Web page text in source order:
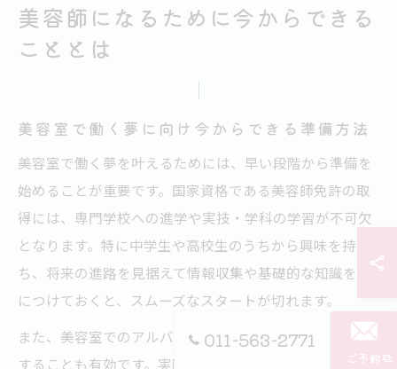
美容師になるために今からできる
こととは
美容室で働く夢に向け今からできる準備方法
美容室で働く夢を叶えるためには、早い段階から準備を
始めることが重要です。国家資格である美容師免許の取
得には、専門学校への進学や実技・学科の学習が不可欠
となります。特に中学生や高校生のうちから興味を持
ち、将来の進路を見据えて情報収集や基礎的な知識を身
につけておくと、スムーズなスタートが切れます。
また、美容室でのアルバイトやインターンシップに参加
することも有効です。実際の現場で接客や清掃などの簡
011-563-2771
ご予約